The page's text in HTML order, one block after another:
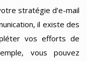
stratégie d’e-mail
il existe des
vos efforts de
vous pouvez